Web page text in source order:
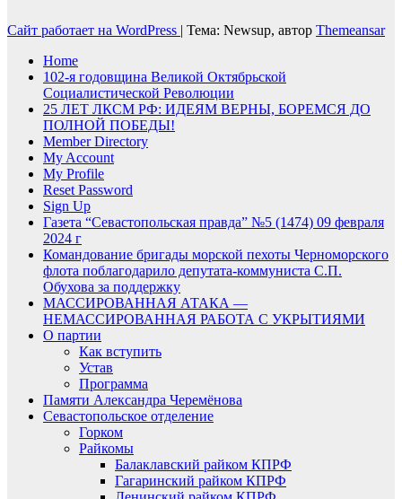
Сайт работает на WordPress | Тема: Newsup, автор Themeansar
Home
102-я годовщина Великой Октябрьской
Социалистической Революции
25 ЛЕТ ЛКСМ РФ: ИДЕЯМ ВЕРНЫ, БОРЕМСЯ ДО
ПОЛНОЙ ПОБЕДЫ!
Member Directory
My Account
My Profile
Reset Password
Sign Up
Газета “Севастопольская правда” №5 (1474) 09 февраля
2024 г
Командование бригады морской пехоты Черноморского
флота поблагодарило депутата-коммуниста С.П.
Обухова за поддержку
МАССИРОВАННАЯ АТАКА —
НЕМАССИРОВАННАЯ РАБОТА С УКРЫТИЯМИ
О партии
Как вступить
Устав
Программа
Памяти Александра Черемёнова
Севастопольское отделение
Горком
Райкомы
Балаклавский райком КПРФ
Гагаринский райком КПРФ